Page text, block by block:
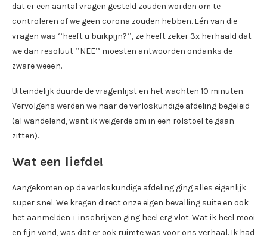
dat er een aantal vragen gesteld zouden worden om te
controleren of we geen corona zouden hebben. Eén van die
vragen was ‘’heeft u buikpijn?’’, ze heeft zeker 3x herhaald dat
we dan resoluut ‘’NEE’’ moesten antwoorden ondanks de
zware weeën.
Uiteindelijk duurde de vragenlijst en het wachten 10 minuten.
Vervolgens werden we naar de verloskundige afdeling begeleid
(al wandelend, want ik weigerde om in een rolstoel te gaan
zitten).
Wat een liefde!
Aangekomen op de verloskundige afdeling ging alles eigenlijk
super snel. We kregen direct onze eigen bevalling suite en ook
het aanmelden + inschrijven ging heel erg vlot. Wat ik heel mooi
en fijn vond, was dat er ook ruimte was voor ons verhaal. Ik had